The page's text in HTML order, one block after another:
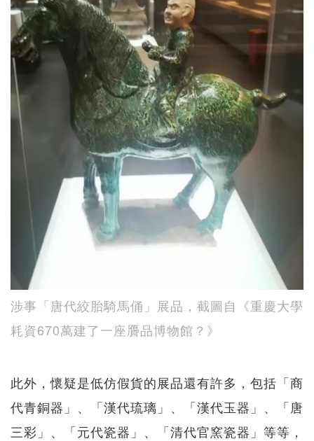
涉事「唐代絞胎騎馬俑」展品，截圖自《重慶大學
耗資670萬建了一座贗品博物館？》
此外，懷疑是低仿假貨的展品還有許多，包括「商
代青銅器」、「漢代琉璃」、「漢代玉器」、「唐
三彩」、「元代瓷器」、「清代官窯瓷器」等等，